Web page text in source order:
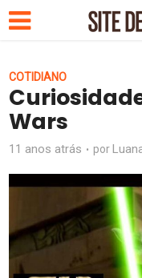
COTIDIANO
Wars
11 anos atrás por